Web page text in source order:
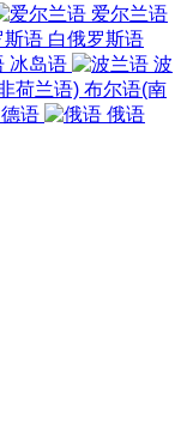
爱尔兰语
白俄罗斯语
冰岛语
波
布尔语(南
德语
俄语